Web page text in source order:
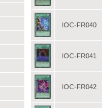
IOC-FR040
IOC-FR041
IOC-FR042